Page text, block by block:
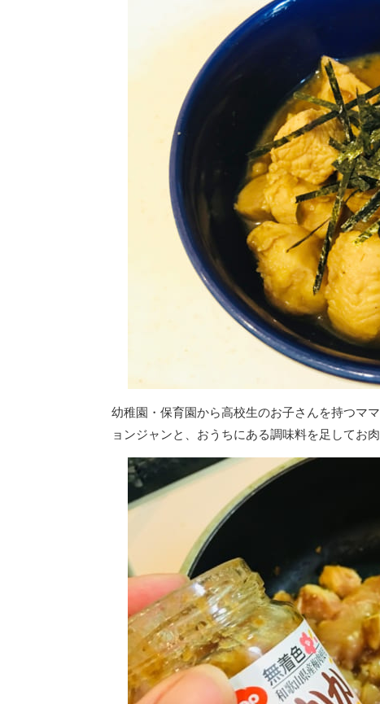
幼稚園・保育園から高校生のお子さんを持つマ
ョンジャンと、おうちにある調味料を足してお